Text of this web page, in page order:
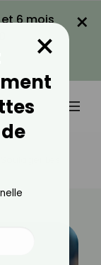
et 6 mois
×
Les
×